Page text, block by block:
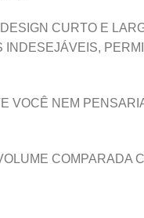
CURTO E
VOCÊ NEM
COMPARADA